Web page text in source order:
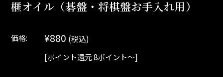
榧オイル（碁盤・将棋盤お手入れ用）
価格: ¥880 (税込)
[ポイント還元 8ポイント～]